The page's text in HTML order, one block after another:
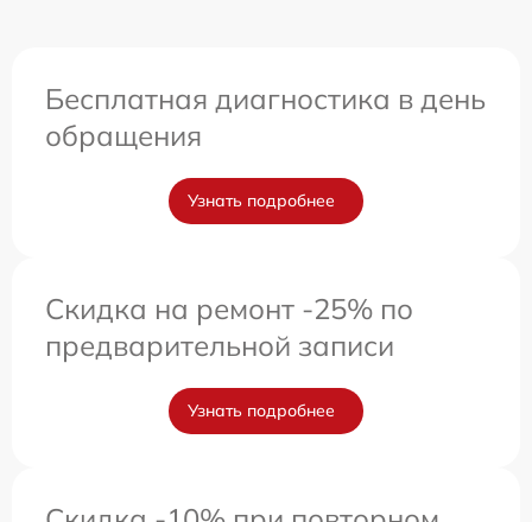
Бесплатная диагностика в день
обращения
Узнать подробнее
Скидка на ремонт -25% по
предварительной записи
Узнать подробнее